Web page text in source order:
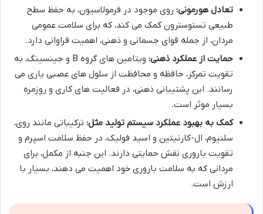
تعادل هورمونی: روی موجود در فرمولاسیون، به حفظ سطح
طبیعی تستوسترون کمک می کند، که برای سلامت عمومی
مردان، از جمله قوای جسمانی و ذهنی، اهمیت فراوانی دارد.
حمایت از عملکرد ذهنی:
ویتامین های گروه B و جینسینگ، به
تقویت تمرکز، حافظه و محافظت از سلول های عصبی یاری می
رسانند. این پشتیبانی ذهنی، در فعالیت های کاری و روزمره
بسیار موثر است.
کمک به بهبود عملکرد سیستم تولید مثل: ترکیباتی مانند روی،
سلنیوم، ال-کارنیتین و اسید فولیک، در حفظ سلامت اسپرم و
تقویت باروری نقش حمایتی دارند. این جنبه از مکمل، برای
مردانی که به سلامت باروری خود اهمیت می دهند، بسیار با
ارزش است.